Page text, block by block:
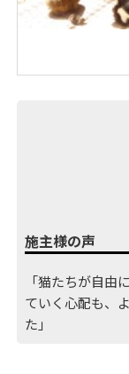
施主様の声
「猫たちが自由
ていく心配も、
た」